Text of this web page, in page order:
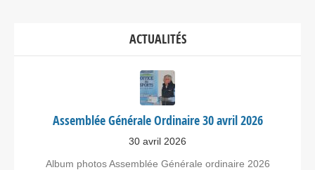
ACTUALITÉS
Assemblée Générale Ordinaire 30 avril 2026
30 avril 2026
Album photos Assemblée Générale ordinaire 2026